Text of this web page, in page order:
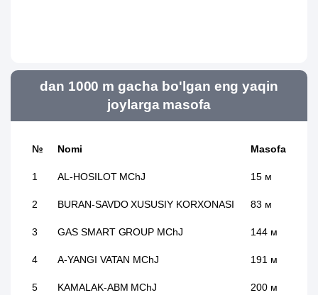
dan 1000 m gacha bo'lgan eng yaqin
joylarga masofa
№ Nomi Masofa
1 AL-HOSILOT MChJ 15 м
2 BURAN-SAVDO XUSUSIY KORXONASI 83 м
3 GAS SMART GROUP MChJ 144 м
4 A-YANGI VATAN MChJ 191 м
5 KAMALAK-ABM MChJ 200 м